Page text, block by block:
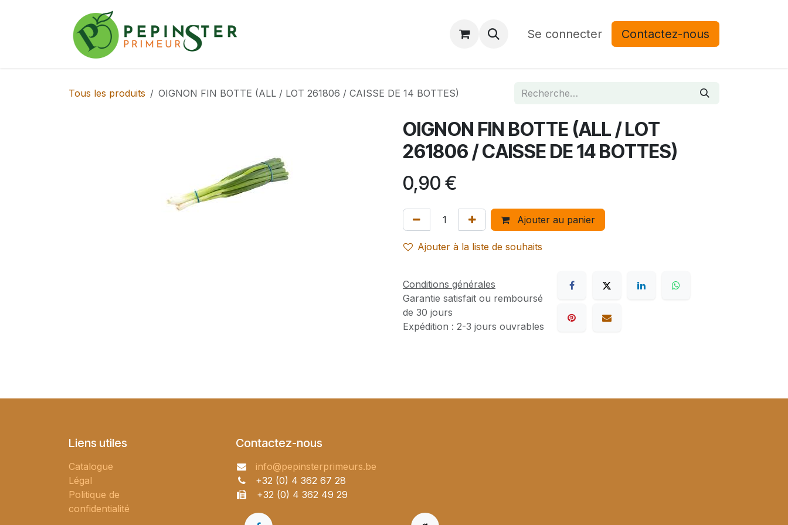
Contactez-nous Se connecter Contactez-nous
Tous les produits OIGNON FIN BOTTE (ALL / LOT 261806 / CAISSE DE 14 BOTTES)
OIGNON FIN BOTTE (ALL / LOT
261806 / CAISSE DE 14 BOTTES)
0,90 €
Ajouter au panier
Ajouter à la liste de souhaits
Conditions générales
Garantie satisfait ou remboursé
de 30 jours
Expédition : 2-3 jours ouvrables
Liens utiles
Catalogue
Légal
Politique de
confidentialité
Contactez-nous
info@pepinsterprimeurs.be
+32 (0) 4 362 67 28
+32 (0) 4 362 49 29